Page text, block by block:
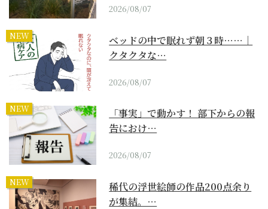
2026/08/07
NEW
ベッドの中で眠れず朝３時……｜
クタクタな…
2026/08/07
NEW
「事実」で動かす！ 部下からの報
告におけ…
2026/08/07
NEW
稀代の浮世絵師の作品200点余り
が集結。…